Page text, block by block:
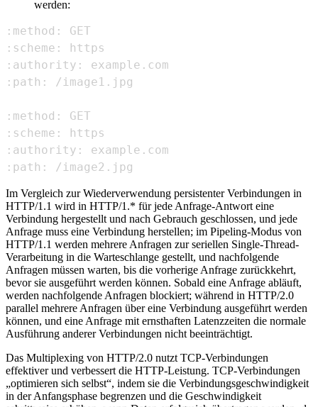
werden:
:path: /image2.jpg
Im Vergleich zur Wiederverwendung persistenter Verbindungen in
HTTP/1.1 wird in HTTP/1.* für jede Anfrage-Antwort eine
Verbindung hergestellt und nach Gebrauch geschlossen, und jede
Anfrage muss eine Verbindung herstellen; im Pipeling-Modus von
HTTP/1.1 werden mehrere Anfragen zur seriellen Single-Thread-
Verarbeitung in die Warteschlange gestellt, und nachfolgende
Anfragen müssen warten, bis die vorherige Anfrage zurückkehrt,
bevor sie ausgeführt werden können. Sobald eine Anfrage abläuft,
werden nachfolgende Anfragen blockiert; während in HTTP/2.0
parallel mehrere Anfragen über eine Verbindung ausgeführt werden
können, und eine Anfrage mit ernsthaften Latenzzeiten die normale
Ausführung anderer Verbindungen nicht beeinträchtigt.
Das Multiplexing von HTTP/2.0 nutzt TCP-Verbindungen
effektiver und verbessert die HTTP-Leistung. TCP-Verbindungen
„optimieren sich selbst“, indem sie die Verbindungsgeschwindigkeit
in der Anfangsphase begrenzen und die Geschwindigkeit